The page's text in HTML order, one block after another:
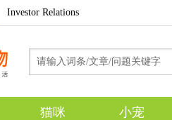
Investor Relations
猫咪 小宠